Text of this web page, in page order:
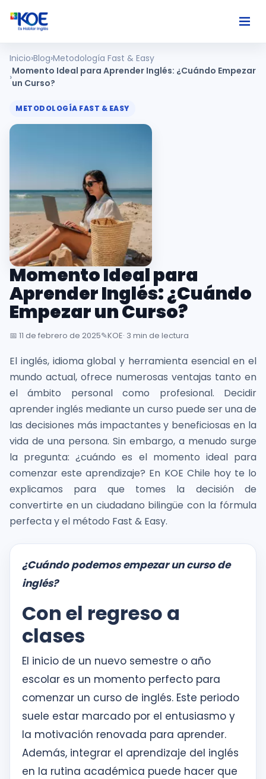
Ingles
Comunidad
Habla
inglés
desde
la
primera
sesión
Intranet
KOE
SISK
Solicitudes
Inicio Blog Metodología Fast & Easy
Momento Ideal para Aprender Inglés: ¿Cuándo Empezar
un Curso?
METODOLOGÍA FAST & EASY
Momento Ideal para
Aprender Inglés: ¿Cuándo
Empezar un Curso?
📅 11 de febrero de 2025✎️KOE· 3 min de lectura
El inglés, idioma global y herramienta esencial en el
mundo actual, ofrece numerosas ventajas tanto en
el ámbito personal como profesional. Decidir
aprender inglés mediante un curso puede ser una de
las decisiones más impactantes y beneficiosas en la
vida de una persona. Sin embargo, a menudo surge
la pregunta: ¿cuándo es el momento ideal para
comenzar este aprendizaje? En KOE Chile hoy te lo
explicamos para que tomes la decisión de
convertirte en un ciudadano bilingüe con la fórmula
perfecta y el método Fast & Easy.
¿Cuándo podemos empezar un curso de
inglés?
Con el regreso a
clases
El inicio de un nuevo semestre o año
escolar es un momento perfecto para
comenzar un curso de inglés. Este periodo
suele estar marcado por el entusiasmo y
la motivación renovada para aprender.
Además, integrar el aprendizaje del inglés
en la rutina académica puede hacer que